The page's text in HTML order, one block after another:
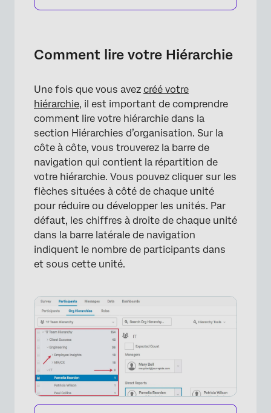
unité
FAQs
Comment lire votre Hiérarchie
Une fois que vous avez créé votre
hiérarchie, il est important de comprendre
comment lire votre hiérarchie dans la
section Hiérarchies d’organisation. Sur la
côte à côte, vous trouverez la barre de
navigation qui contient la répartition de
votre hiérarchie. Vous pouvez cliquer sur les
flèches situées à côté de chaque unité
pour réduire ou développer les unités. Par
défaut, les chiffres à droite de chaque unité
dans la barre latérale de navigation
indiquent le nombre de participants dans
et sous cette unité.